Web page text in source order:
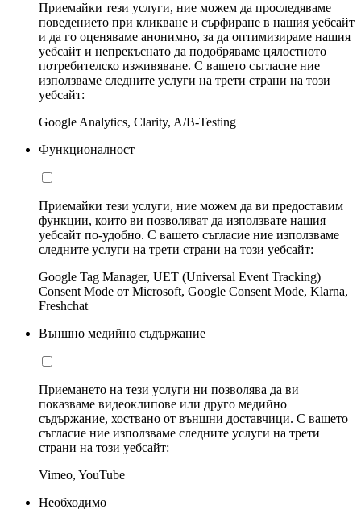
Приемайки тези услуги, ние можем да проследяваме
поведението при кликване и сърфиране в нашия уебсайт
и да го оценяваме анонимно, за да оптимизираме нашия
уебсайт и непрекъснато да подобряваме цялостното
потребителско изживяване. С вашето съгласие ние
използваме следните услуги на трети страни на този
уебсайт:
Google Analytics, Clarity, A/B-Testing
Функционалност
Приемайки тези услуги, ние можем да ви предоставим
функции, които ви позволяват да използвате нашия
уебсайт по-удобно. С вашето съгласие ние използваме
следните услуги на трети страни на този уебсайт:
Google Tag Manager, UET (Universal Event Tracking)
Consent Mode от Microsoft, Google Consent Mode, Klarna,
Freshchat
Външно медийно съдържание
Приемането на тези услуги ни позволява да ви
показваме видеоклипове или друго медийно
съдържание, хоствано от външни доставчици. С вашето
съгласие ние използваме следните услуги на трети
страни на този уебсайт:
Vimeo, YouTube
Необходимо